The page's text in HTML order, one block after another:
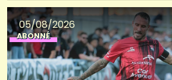
05/08/2026
ABONNÉ